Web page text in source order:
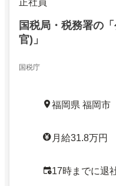
国税局・税務署の
官)」
国税庁
福岡県 福岡市
月給31.8万円
17時までに退